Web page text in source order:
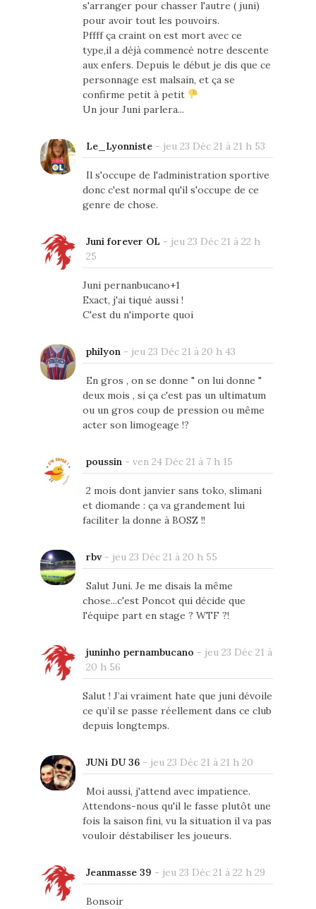
s'arranger pour chasser l'autre ( juni)
pour avoir tout les pouvoirs.
Pffff ça craint on est mort avec ce
type,il a déjà commencé notre descente
aux enfers. Depuis le début je dis que ce
personnage est malsain, et ça se
confirme petit à petit
Un jour Juni parlera...
Le_Lyonniste- jeu 23 Déc 21 à 21 h 53
Il s'occupe de l'administration sportive
donc c'est normal qu'il s'occupe de ce
genre de chose.
Juni forever OL - jeu 23 Déc 21 à 22 h
25
Juni pernanbucano+1
Exact, j'ai tiqué aussi !
C'est du n'importe quoi
philyon- jeu 23 Déc 21 à 20 h 43
En gros , on se donne " on lui donne "
deux mois , si ça c'est pas un ultimatum
ou un gros coup de pression ou même
acter son limogeage !?
poussin- ven 24 Déc 21 à 7 h 15
2 mois dont janvier sans toko, slimani
et diomande : ça va grandement lui
faciliter la donne à BOSZ !!
rbv- jeu 23 Déc 21 à 20 h 55
Salut Juni. Je me disais la même
chose...c'est Poncot qui décide que
l'équipe part en stage ? WTF ?!
juninho pernambucano - jeu 23 Déc 21 à
20 h 56
Salut ! J’ai vraiment hate que juni dévoile
ce qu’il se passe réellement dans ce club
depuis longtemps.
JUNi DU 36- jeu 23 Déc 21 à 21 h 20
Moi aussi, j'attend avec impatience.
Attendons-nous qu'il le fasse plutôt une
fois la saison fini, vu la situation il va pas
vouloir déstabiliser les joueurs.
Jeanmasse 39 - jeu 23 Déc 21 à 22 h 29
Bonsoir